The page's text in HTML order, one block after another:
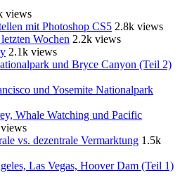
views
mit Photoshop CS5 2.8k views
Wochen 2.2k views
2.1k views
und Bryce Canyon (Teil 2)
und Yosemite Nationalpark
Whale Watching und Pacific
vs. dezentrale Vermarktung 1.5k
Las Vegas, Hoover Dam (Teil 1)